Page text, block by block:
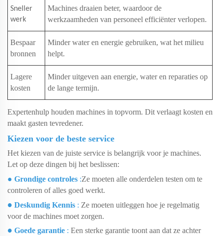
Sneller
werk
Machines draaien beter, waardoor de
werkzaamheden van personeel efficiënter verlopen.
Bespaar
bronnen
Minder water en energie gebruiken, wat het milieu
helpt.
Lagere
kosten
Minder uitgeven aan energie, water en reparaties op
de lange termijn.
Expertenhulp houden machines in topvorm. Dit verlaagt kosten en
maakt gasten tevredener.
Kiezen voor de beste service
Het kiezen van de juiste service is belangrijk voor je machines.
Let op deze dingen bij het beslissen:
● Grondige controles :Ze moeten alle onderdelen testen om te
controleren of alles goed werkt.
● Deskundig Kennis : Ze moeten uitleggen hoe je regelmatig
voor de machines moet zorgen.
● Goede garantie : Een sterke garantie toont aan dat ze achter